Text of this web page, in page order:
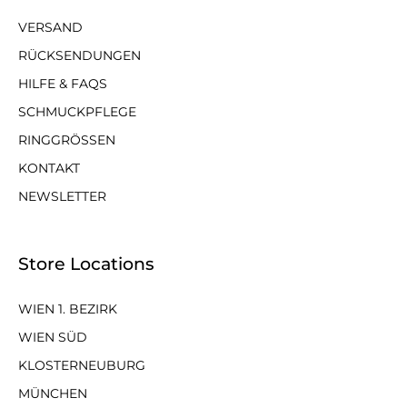
VERSAND
RÜCKSENDUNGEN
HILFE & FAQS
SCHMUCKPFLEGE
RINGGRÖSSEN
KONTAKT
NEWSLETTER
Store Locations
WIEN 1. BEZIRK
WIEN SÜD
KLOSTERNEUBURG
MÜNCHEN